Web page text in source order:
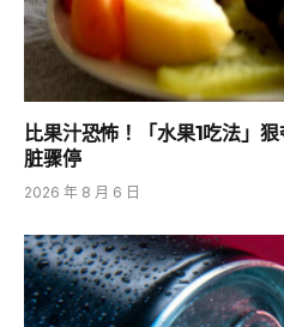
比果汁恐怖！「水果1吃法」
脏骤停
2026 年 8 月 6 日